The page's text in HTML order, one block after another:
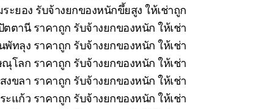
ะยอง รับจ้างยกของหนักขึ้ยสูง ให้เช่าถูก
ตตานี ราคาถูก รับจ้างยกของหนัก ให้เช่า
พัทลุง ราคาถูก รับจ้างยกของหนัก ให้เช่า
โลก ราคาถูก รับจ้างยกของหนัก ให้เช่า
งขลา ราคาถูก รับจ้างยกของหนัก ให้เช่า
ะแก้ว ราคาถูก รับจ้างยกของหนัก ให้เช่า